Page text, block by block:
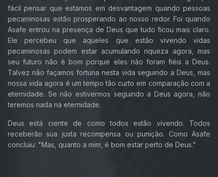
fácil pensar que estamos em desvantagem quando pessoas
pecaminosas estão prosperando ao nosso redor. Foi quando
Asafe entrou na presença de Deus que tudo ficou mais claro.
Ele percebeu que aqueles que estão vivendo vidas
pecaminosas podem estar acumulando riqueza agora, mas
seu futuro não é bom porque eles não foram fiéis a Deus.
Talvez não façamos fortuna nesta vida seguindo a Deus, mas
nossa vida agora é um tempo tão curto em comparação com a
eternidade. Se não estivermos seguindo a Deus agora, não
teremos nada na eternidade.
Deus está ciente de como todos estão vivendo. Todos
receberão sua justa recompensa ou punição. Como Asafe
concluiu: "Mas, quanto a mim, é bom estar perto de Deus."